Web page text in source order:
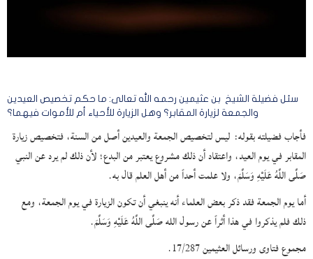
سئل فضيلة الشيخ بن عثيمين رحمه الله تعالى: ما حكم تخصيص العيدين
والجمعة لزيارة المقابر؟ وهل الزيارة للأحياء أم للأموات فيهما؟
فأجاب فضيلته بقوله: ليس لتخصيص الجمعة والعيدين أصل من السنة، فتخصيص زيارة
المقابر في يوم العيد، واعتقاد أن ذلك مشروع يعتبر من البدع؛ لأن ذلك لم يرد عن النبي
صَلَّى اللَّهُ عَلَيْهِ وَسَلَّمَ، ولا علمت أحداً من أهل العلم قال به.
أما يوم الجمعة فقد ذكر بعض العلماء أنه ينبغي أن تكون الزيارة في يوم الجمعة، ومع
ذلك فلم يذكروا في هذا أثراً عن رسول الله صَلَّى اللَّهُ عَلَيْهِ وَسَلَّمَ.
مجموع فتاوى ورسائل العثيمين 17/287.